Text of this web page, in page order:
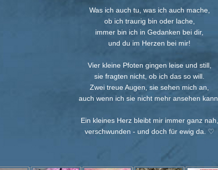
Was ich auch tu, was ich auch mache,
ob ich traurig bin oder lache,
immer bin ich in Gedanken bei dir,
und du im Herzen bei mir!
Vier kleine Pfoten gingen leise und still,
sie fragten nicht, ob ich das so will.
Zwei treue Augen, sie sehen mich an,
auch wenn ich sie nicht mehr ansehen kann.
Ein kleines Herz bleibt mir immer ganz nah,
verschwunden - und doch für ewig da. ♡